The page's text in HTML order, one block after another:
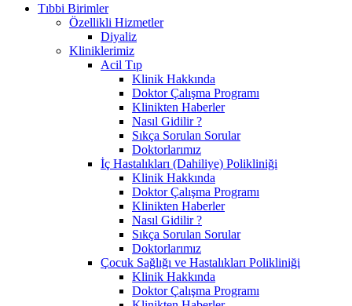
Tıbbi Birimler
Özellikli Hizmetler
Diyaliz
Kliniklerimiz
Acil Tıp
Klinik Hakkında
Doktor Çalışma Programı
Klinikten Haberler
Nasıl Gidilir ?
Sıkça Sorulan Sorular
Doktorlarımız
İç Hastalıkları (Dahiliye) Polikliniği
Klinik Hakkında
Doktor Çalışma Programı
Klinikten Haberler
Nasıl Gidilir ?
Sıkça Sorulan Sorular
Doktorlarımız
Çocuk Sağlığı ve Hastalıkları Polikliniği
Klinik Hakkında
Doktor Çalışma Programı